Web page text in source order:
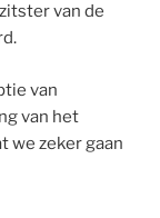
van de
van
van het
we zeker gaan